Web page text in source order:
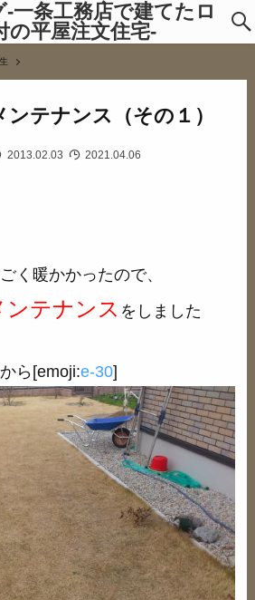
一条工務店で建てたロ
の平屋注文住宅-
ンテナンス（その１）
2013.02.03 2021.04.06
く暖かかったので、
ンテナンス をしました
ら[emoji:e-30]